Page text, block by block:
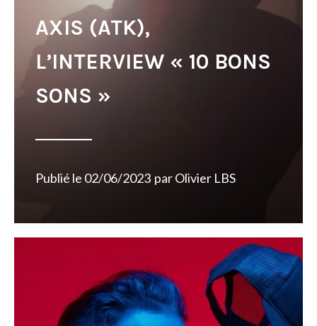
AXIS (ATK),
L’INTERVIEW « 10 BONS
SONS »
Publié le 02/06/2023 parOlivier LBS